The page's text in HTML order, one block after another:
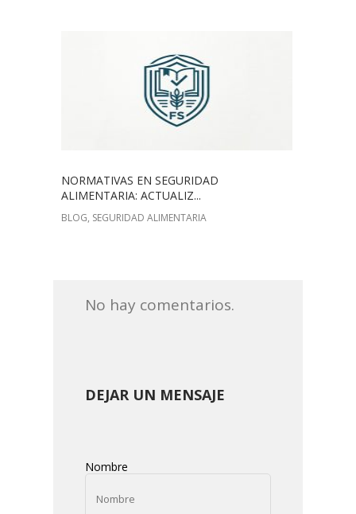
NORMATIVAS EN SEGURIDAD
ALIMENTARIA: ACTUALIZ...
BLOG, SEGURIDAD ALIMENTARIA
No hay comentarios.
DEJAR UN MENSAJE
Nombre